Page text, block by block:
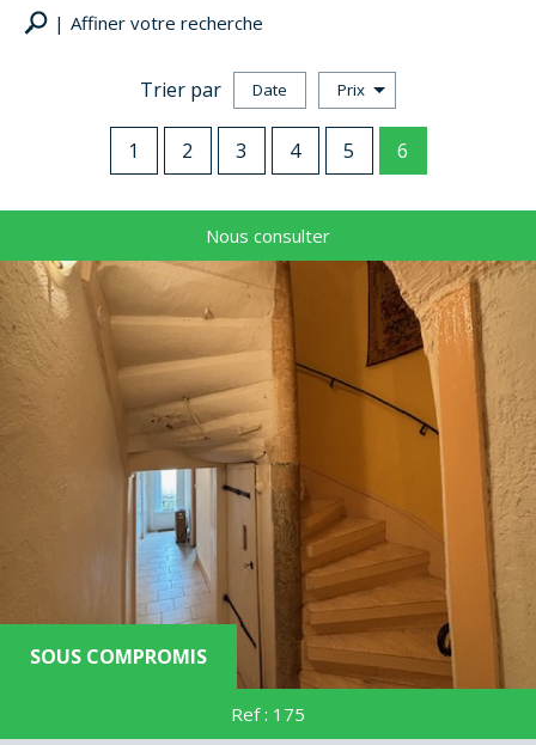
Affiner votre recherche
10KM 25KM
Critères supplémentaires
Parking Terrasse
RECHERCHER
+ de critères
Trier par Date Prix
1 2 3 4 5 6
SOUS COMPROMIS
Nous consulter
Ref : 175